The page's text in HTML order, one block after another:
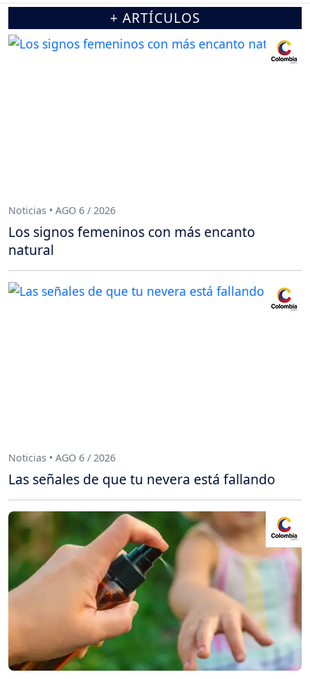
+ ARTÍCULOS
Noticias • AGO 6 / 2026
Los signos femeninos con más encanto
natural
Noticias • AGO 6 / 2026
Las señales de que tu nevera está fallando